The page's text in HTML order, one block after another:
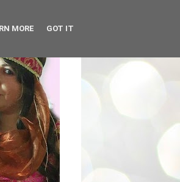
MORE GOT IT